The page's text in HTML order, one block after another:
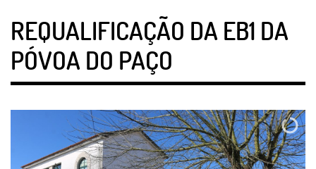
REQUALIFICAÇÃO DA EB1 DA
PÓVOA DO PAÇO